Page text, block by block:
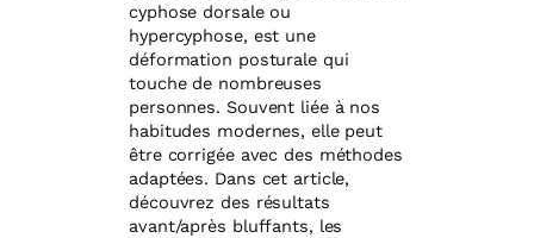
cyphose dorsale ou
hypercyphose, est une
déformation posturale qui
touche de nombreuses
personnes. Souvent liée à nos
habitudes modernes, elle peut
être corrigée avec des méthodes
adaptées. Dans cet article,
découvrez des résultats
avant/après bluffants, les